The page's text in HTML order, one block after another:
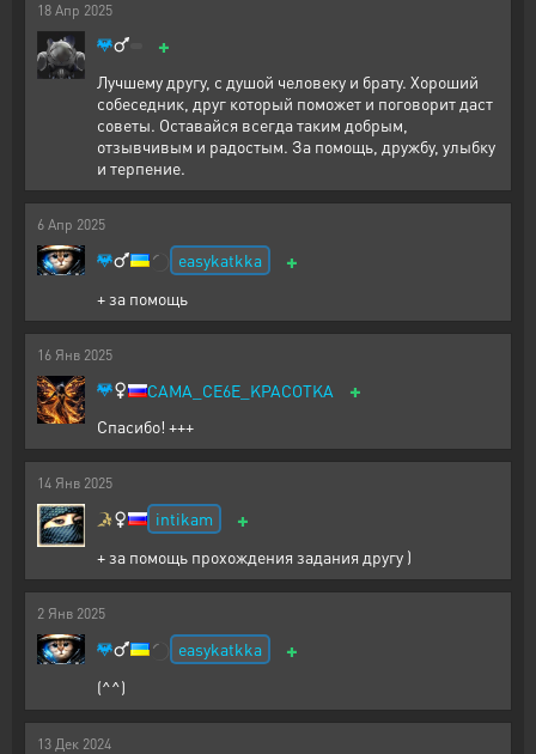
18 Апр 2025
+
Лучшему другу, с душой человеку и брату. Хороший
собеседник, друг который поможет и поговорит даст
советы. Оставайся всегда таким добрым,
отзывчивым и радостым. За помощь, дружбу, улыбку
и терпение.
6 Апр 2025
⚫ easykatkka +
+ за помощь
16 Янв 2025
CAMA_CE6E_KPACOTKA +
Спасибо! +++
14 Янв 2025
intikam +
+ за помощь прохождения задания другу )
2 Янв 2025
⚫ easykatkka +
(^^)
13 Дек 2024